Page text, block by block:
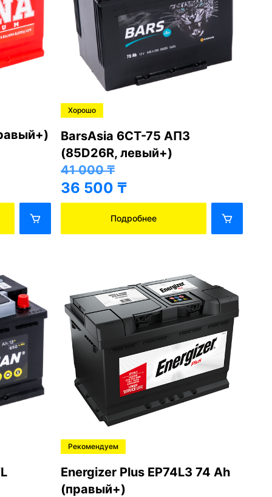
Хорошо
BarsAsia 6СТ-75 АПЗ
(85D26R, левый+)
41 000₸
36 500 ₸
Подробнее
Рекомендуем
Energizer Plus EP74L3 74 Ah
(правый+)